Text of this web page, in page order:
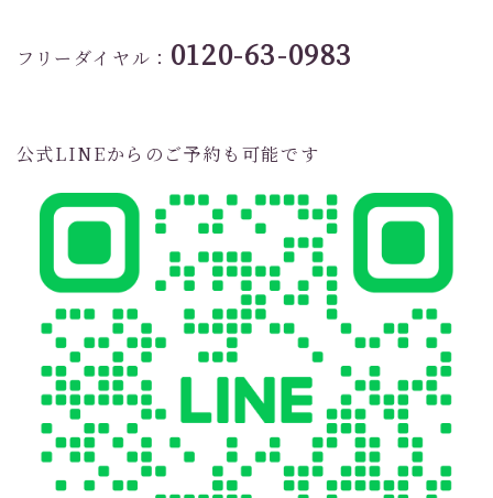
フリーダイヤル： 0120-63-0983
公式LINEからのご予約も可能です